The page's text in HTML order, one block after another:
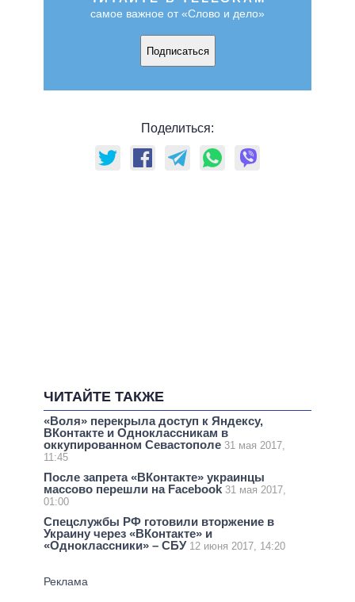
самое важное от «Слово и дело»
Подписаться
Поделиться:
ЧИТАЙТЕ ТАКЖЕ
«Воля» перекрыла доступ к Яндексу,
ВКонтакте и Одноклассникам в
оккупированном Севастополе 31 мая 2017,
11:45
После запрета «ВКонтакте» украинцы
массово перешли на Facebook 31 мая 2017,
01:00
Спецслужбы РФ готовили вторжение в
Украину через «ВКонтакте» и
«Одноклассники» – СБУ 12 июня 2017, 14:20